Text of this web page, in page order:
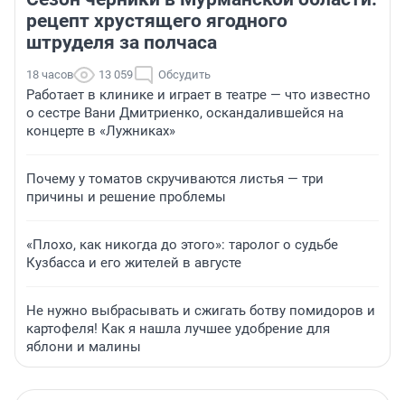
рецепт хрустящего ягодного
штруделя за полчаса
18 часов 13 059 Обсудить
Работает в клинике и играет в театре — что известно
о сестре Вани Дмитриенко, оскандалившейся на
концерте в «Лужниках»
Почему у томатов скручиваются листья — три
причины и решение проблемы
«Плохо, как никогда до этого»: таролог о судьбе
Кузбасса и его жителей в августе
Не нужно выбрасывать и сжигать ботву помидоров и
картофеля! Как я нашла лучшее удобрение для
яблони и малины